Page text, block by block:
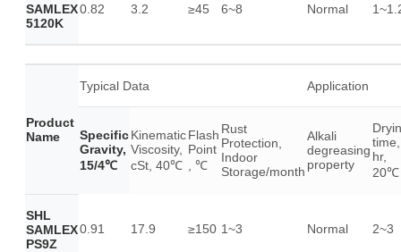
SAMLEX
5120K
0.82 3.2 ≥45 6~8 Normal
Product
Name
Typical Data Application
Specific
Gravity,
15/4℃
Kinematic
Viscosity,
cSt, 40℃
Flash
Point
, ℃
Rust
Protection,
Indoor
Storage/month
Alkali
degreasing
property
time,
hr,
20℃
SHL
SAMLEX
PS9Z
0.91 17.9 ≥150 1~3 Normal 2~3